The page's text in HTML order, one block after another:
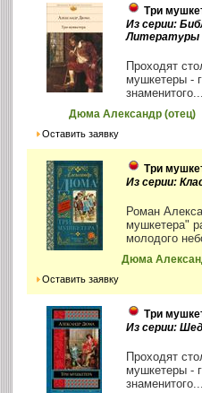
Три
Из серии:
Литературы
Проходят
мушкетеры -
знаменитого...
Дюма Александр (отец)
Оставить заявку
Три
Из серии:
Роман
мушкетера"
молодого
Дюма
Оставить заявку
Три
Из серии:
Проходят
мушкетеры -
знаменитого...